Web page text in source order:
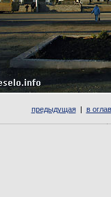
предыдущая| в